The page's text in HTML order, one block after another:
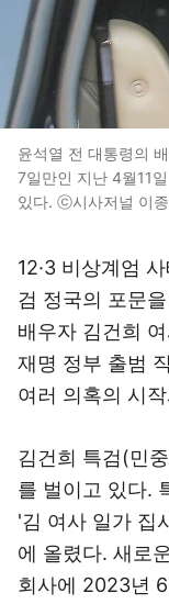
윤석열 전 대통령의
7일만인 지난 4월11
있다. ⓒ시사저널 이
12·3 비상계엄
검 정국의 포문
배우자 김건희
재명 정부 출범
여러 의혹의 시
김건희 특검(민
를 벌이고 있다.
'김 여사 일가 집
에 올렸다. 새로
회사에 2023년